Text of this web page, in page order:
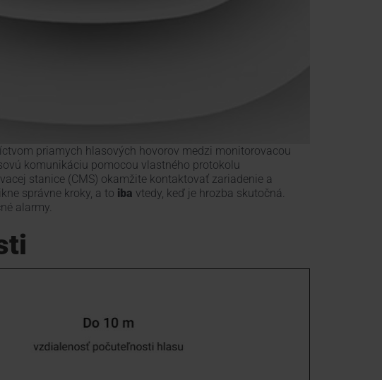
priamych hlasových hovorov medzi monitorovacou
komunikáciu pomocou vlastného protokolu
stanice (CMS) okamžite kontaktovať zariadenie a
správne kroky, a to iba vtedy, keď je hrozba skutočná.
alarmy.